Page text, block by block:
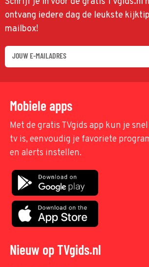
ontvang iedere dag de leukste
mailbox!
Mobiele apps
Met de gratis TVgids app kun je
tv is, eenvoudig je favoriete
en alerts instellen.
Nieuw op TVgids.nl